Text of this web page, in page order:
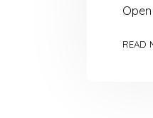
READ